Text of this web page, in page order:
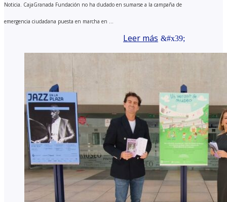
Noticia. CajaGranada Fundación no ha dudado en sumarse a la campaña de
emergencia ciudadana puesta en marcha en ...
Leer más